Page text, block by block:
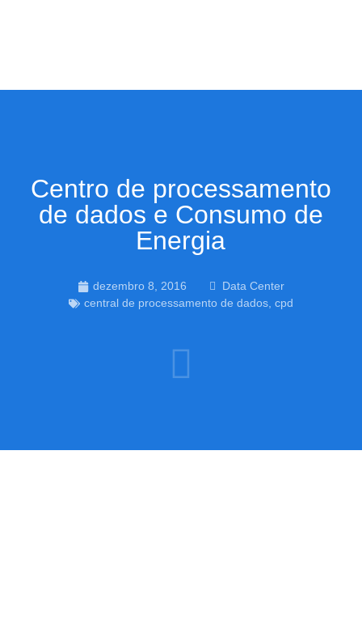
Centro de processamento
de dados e Consumo de
Energia
dezembro 8, 2016
Data Center
central de processamento de dados, cpd